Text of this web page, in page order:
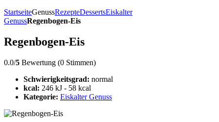
StartseiteGenussRezepteDessertsEiskalter
GenussRegenbogen-Eis
Regenbogen-Eis
0.0/5 Bewertung (0 Stimmen)
Schwierigkeitsgrad: normal
kcal: 246 kJ - 58 kcal
Kategorie: Eiskalter Genuss